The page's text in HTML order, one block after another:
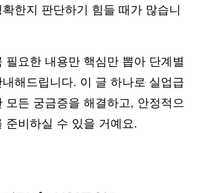
한지 판단하기 힘들 때가 많습니
필요한 내용만 핵심만 뽑아 단계별
해드립니다. 이 글 하나로 실업급
모든 궁금증을 해결하고, 안정적으
준비하실 수 있을 거예요.